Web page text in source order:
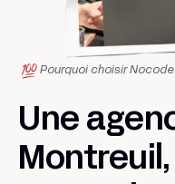
Pourquoi choisir Nocode
Une